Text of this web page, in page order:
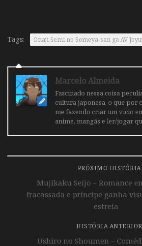
Tags: Onaji Semi no Someya-san ga AV
Marcelo Almeida
Fascinado nessa coisa
cultura japonesa, o que por
me fazendo criar um vicio
anime, mangás e ler/jogar
PRÓXIMO HISTÓRIA
Mujikaku Seijo – Romance
fracassada e príncipe ganha
estreia
HISTÓRIA ANTERIOR
Ushiro no Shoumen –